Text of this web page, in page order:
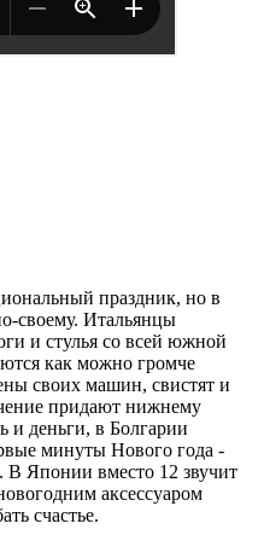
праздник, но в
своему. Итальянцы
и стулья со всей южной
как можно громче
своих машин, свистят и
придают нижнему
и деньги, в Болгарии
минуты Нового года -
В Японии вместо 12 звучит
аксессуаром
счастье.